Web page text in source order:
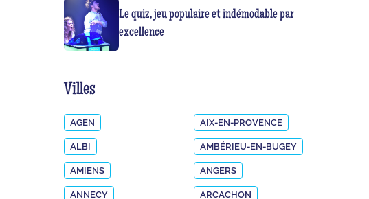
Le quiz, jeu populaire et indémodable par
excellence
Villes
AGEN AIX-EN-PROVENCE
ALBI AMBÉRIEU-EN-BUGEY
AMIENS ANGERS
ANNECY ARCACHON